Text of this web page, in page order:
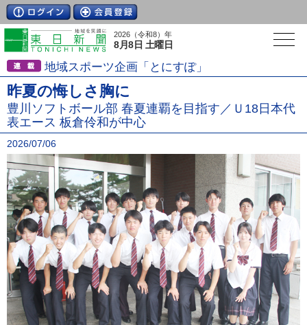
2026（令和8）年
8月8日 土曜日
地域スポーツ企画「とにすぽ」
昨夏の悔しさ胸に
豊川ソフトボール部 春夏連覇を目指す／Ｕ18日本代
表エース 板倉伶和が中心
2026/07/06